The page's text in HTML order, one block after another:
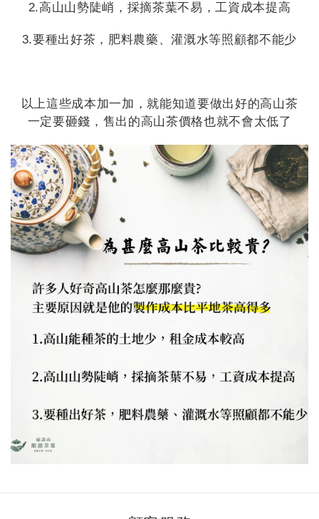
2.高山山勢陡峭，採摘茶葉不易，工資成本提高
3.要種出好茶，肥料農藥、灌溉水等照顧都不能少
以上這些成本加一加，就能知道要做出好的高山茶
一定要砸錢，售出的高山茶價格也就不會太低了